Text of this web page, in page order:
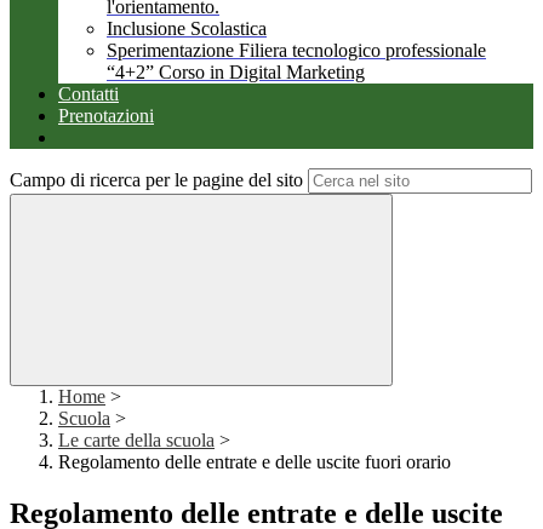
l'orientamento.
Inclusione Scolastica
Sperimentazione Filiera tecnologico professionale
“4+2” Corso in Digital Marketing
Contatti
Prenotazioni
Campo di ricerca per le pagine del sito
Home >
Scuola >
Le carte della scuola >
Regolamento delle entrate e delle uscite fuori orario
Regolamento delle entrate e delle uscite